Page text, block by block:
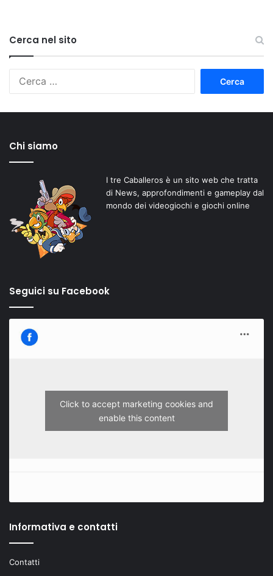
Cerca nel sito
Chi siamo
I tre Caballeros è un sito web che tratta
di News, approfondimenti e gameplay dal
mondo dei videogiochi e giochi online
Seguici su Facebook
Click to accept marketing cookies and
enable this content
Informativa e contatti
Contatti